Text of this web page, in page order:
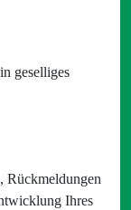
geselliges
Rückmeldungen
Ihres